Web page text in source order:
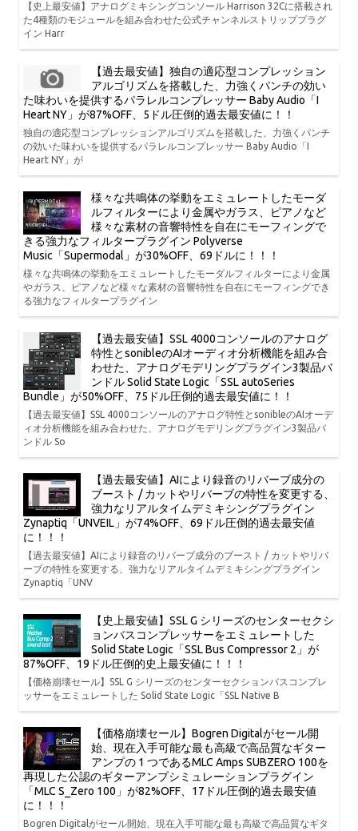
【史上最安値】アナログミキシングコンソール Harrison 32Cに搭載され
た4種類のモジュールを組み合わせた公式チャンネルストリッププラグ
イン Harr
【過去最安値】独自の適応型コンプレッション
アルゴリズムを搭載した、力強くパンチの効い
た味わいを提供するパラレルコンプレッサー Baby Audio「I
Heart NY」が87%OFF、5ドル圧倒的過去最安値に！！
独自の適応型コンプレッションアルゴリズムを搭載した、力強くパンチ
の効いた味わいを提供するパラレルコンプレッサー Baby Audio「I
Heart NY」が
様々な共鳴体の挙動をエミュレートしたモーダ
ルフィルターにより金属やガラス、ピアノなど
様々な素材の音響特性を自在にモーフィングで
きる強力なフィルタープラグイン Polyverse
Music「Supermodal」が30%OFF、69ドルに！！！
様々な共鳴体の挙動をエミュレートしたモーダルフィルターにより金属
やガラス、ピアノなど様々な素材の音響特性を自在にモーフィングでき
る強力なフィルタープラグイン
【過去最安値】SSL 4000コンソールのアナログ
特性とsonibleのAIオーディオ分析機能を組み合
わせた、アナログモデリングプラグイン3製品バ
ンドル Solid State Logic「SSL autoSeries
Bundle」が50%OFF、75ドル圧倒的過去最安値に！！
【過去最安値】SSL 4000コンソールのアナログ特性とsonibleのAIオーデ
ィオ分析機能を組み合わせた、アナログモデリングプラグイン3製品バ
ンドル So
【過去最安値】AIにより録音のリバーブ成分の
ブースト / カットやリバーブの特性を変更する、
強力なリアルタイムデミキシングプラグイン
Zynaptiq「UNVEIL」が74%OFF、69ドル圧倒的過去最安値
に！！！
【過去最安値】AIにより録音のリバーブ成分のブースト / カットやリバ
ーブの特性を変更する、強力なリアルタイムデミキシングプラグイン
Zynaptiq「UNV
【史上最安値】SSL G シリーズのセンターセクシ
ョンバスコンプレッサーをエミュレートした
Solid State Logic「SSL Bus Compressor 2」が
87%OFF、19ドル圧倒的史上最安値に！！！
【価格崩壊セール】SSL G シリーズのセンターセクションバスコンプレ
ッサーをエミュレートした Solid State Logic「SSL Native B
【価格崩壊セール】Bogren Digitalがセール開
始、現在入手可能な最も高級で高品質なギター
アンプの 1 つであるMLC Amps SUBZERO 100を
再現した公認のギターアンプシミュレーションプラグイン
「MLC S_Zero 100」が82%OFF、17ドル圧倒的過去最安値
に！！！
Bogren Digitalがセール開始、現在入手可能な最も高級で高品質なギタ